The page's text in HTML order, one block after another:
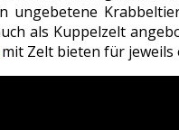
ungebetene
als Kuppelzelt
mit Zelt bieten für jeweils